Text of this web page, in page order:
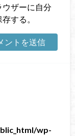
ザーに自分
する。
wp-